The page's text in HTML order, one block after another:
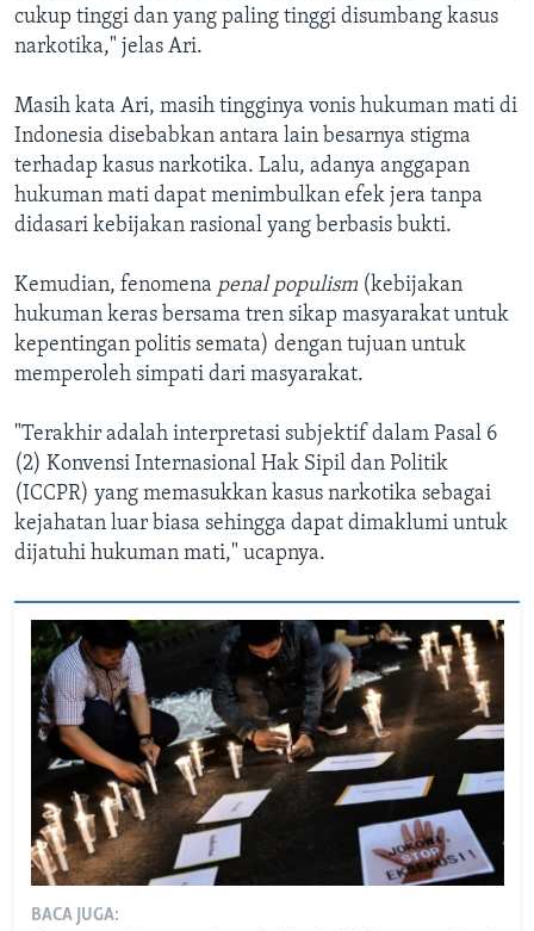
cukup tinggi dan yang paling tinggi disumbang kasus
narkotika," jelas Ari.
Masih kata Ari, masih tingginya vonis hukuman mati di
Indonesia disebabkan antara lain besarnya stigma
terhadap kasus narkotika. Lalu, adanya anggapan
hukuman mati dapat menimbulkan efek jera tanpa
didasari kebijakan rasional yang berbasis bukti.
Kemudian, fenomena penal populism (kebijakan
hukuman keras bersama tren sikap masyarakat untuk
kepentingan politis semata) dengan tujuan untuk
memperoleh simpati dari masyarakat.
"Terakhir adalah interpretasi subjektif dalam Pasal 6
(2) Konvensi Internasional Hak Sipil dan Politik
(ICCPR) yang memasukkan kasus narkotika sebagai
kejahatan luar biasa sehingga dapat dimaklumi untuk
dijatuhi hukuman mati," ucapnya.
BACA JUGA: